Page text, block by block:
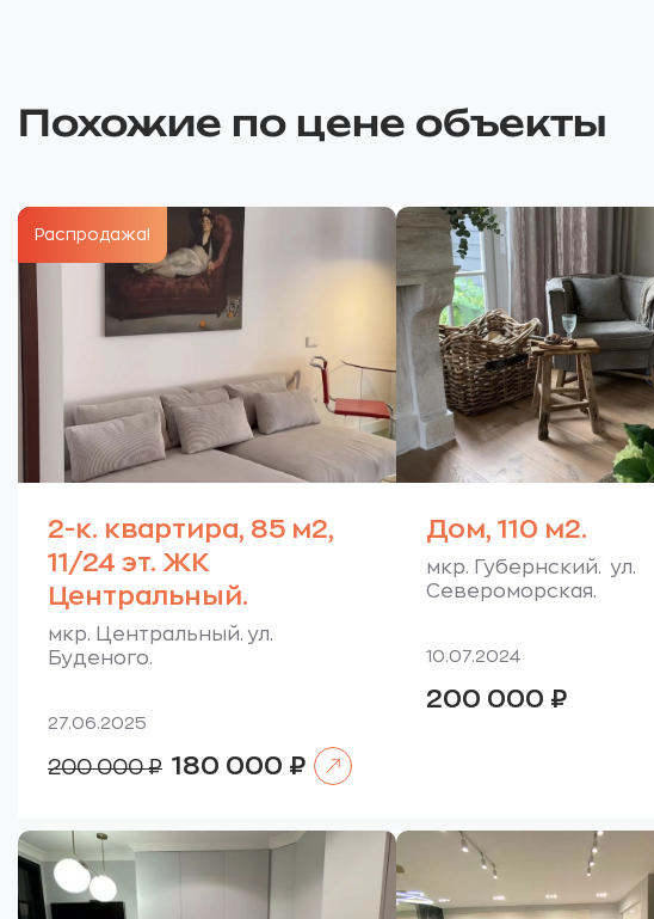
Похожие по цене объекты
Распродажа!
2-к. квартира, 85 м2,
11/24 эт. ЖК
Центральный.
мкр. Центральный. ул.
Буденого.
27.06.2025
200 000₽ Первоначальная
цена
180 000 ₽Текущая
цена:
180
Дом, 110 м2.
мкр. Губернский. ул.
Североморская.
10.07.2024
200 000 ₽